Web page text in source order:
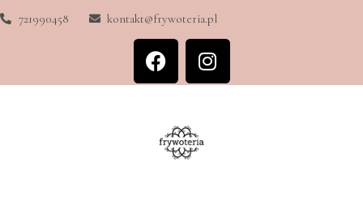
721990458 kontakt@frywoteria.pl